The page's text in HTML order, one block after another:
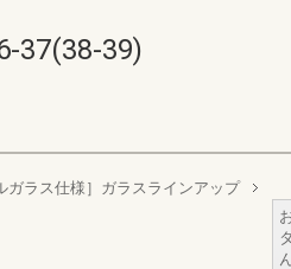
37(38-39)
ガラス仕様］ガラスラインアップ